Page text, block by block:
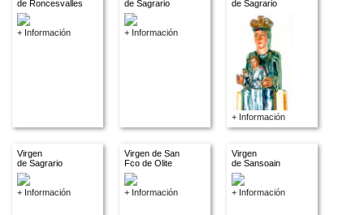
de Roncesvalles
+ Información
de Sagrario
+ Información
de Sagrario
+ Información
Virgen
de Sagrario
+ Información
Virgen de San
Fco de Olite
+ Información
Virgen
de Sansoain
+ Información